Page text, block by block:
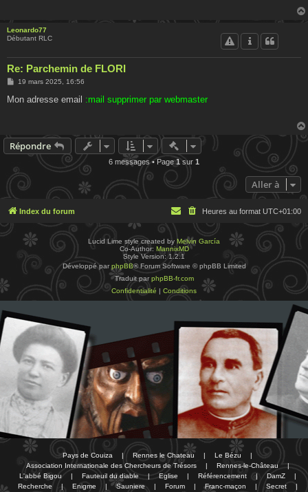
Leonardo77
Débutant RLC
Re: Parchemin de FLORI
M
s
19 mars 2025, 16:56
Mon adresse email :mail supprimer par webmaster
Répondre Actions rapides de
6 messages • Page1sur 1
Aller à
Index du forum Heures au format UTC+01:00
Lucid Lime style created by Melvin García
Co-Author: MannixMD
Style Version: 1.2.1
Développé par phpBB® Forum Software © phpBB Limited
Traduit par phpBB-fr.com
Confidentialité | Conditions
Pays de Couiza | Rennes le Chateau | Le Bézu
|
Association Internationale des Chercheurs de Trésors
| Rennes-le-Château
|
L'abbé Bigou
| Fauteuil du diable | Eglise | Référencement | DamZ
|
Recherche
| Enigme | Sauniere | Forum | Franc-maçon | Secret |